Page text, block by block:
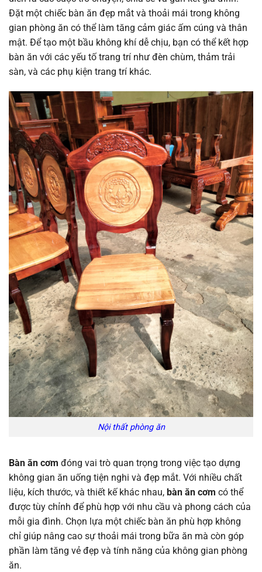
Đặt một chiếc bàn ăn đẹp mắt và thoải mái trong không
gian phòng ăn có thể làm tăng cảm giác ấm cúng và thân
mật. Để tạo một bầu không khí dễ chịu, bạn có thể kết hợp
bàn ăn với các yếu tố trang trí như đèn chùm, thảm trải
sàn, và các phụ kiện trang trí khác.
Nội thất phòng ăn
Bàn ăn cơm đóng vai trò quan trọng trong việc tạo dựng
không gian ăn uống tiện nghi và đẹp mắt. Với nhiều chất
liệu, kích thước, và thiết kế khác nhau, bàn ăn cơm có thể
được tùy chỉnh để phù hợp với nhu cầu và phong cách của
mỗi gia đình. Chọn lựa một chiếc bàn ăn phù hợp không
chỉ giúp nâng cao sự thoải mái trong bữa ăn mà còn góp
phần làm tăng vẻ đẹp và tính năng của không gian phòng
ăn.